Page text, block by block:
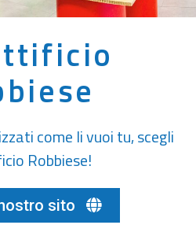
come li vuoi tu, scegli
Robbiese!
sito